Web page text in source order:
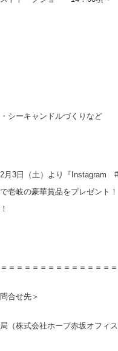
ーキャンドルづくりなど
月3日（土）より『Instagram
壱岐の豪華賞品をプレゼント！
＝＝＝＝＝＝＝＝＝＝＝＝＝
合せ先＞
（株式会社ホープ赤坂オフィス